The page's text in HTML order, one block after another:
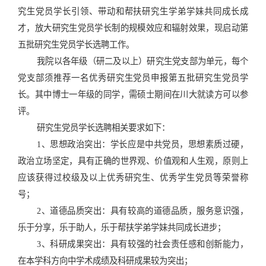
究生党员学长引领、带动和帮扶研究生学弟学妹共同成长成
才，放大研究生党员学长制的规模效应和辐射效果，现启动第
五批研究生党员学长选聘工作。
我院以各年级（研二及以上）研究生党支部为单元，每个
党支部须推荐一名优秀研究生党员申报第五批研究生党员学
长。其中博士一年级的同学，需硕士期间在川大就读方可以参
评。
研究生党员学长选聘相关要求如下：
1、思想政治突出：学长应是中共党员，思想素质过硬，
政治立场坚定，具有正确的世界观、价值观和人生观，原则上
应该获得过校级及以上优秀研究生、优秀学生党员等荣誉称
号；
2、道德品质突出：具有较高的道德品质，服务意识强，
乐于分享，乐于助人，乐于帮扶学弟学妹共同成长进步；
3、科研成果突出：具有较强的社会责任感和创新能力，
在本学科方向中学术成绩及科研成果较为突出；